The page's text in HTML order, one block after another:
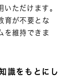
ただけます。
育が不要とな
を維持できま
識をもとにし